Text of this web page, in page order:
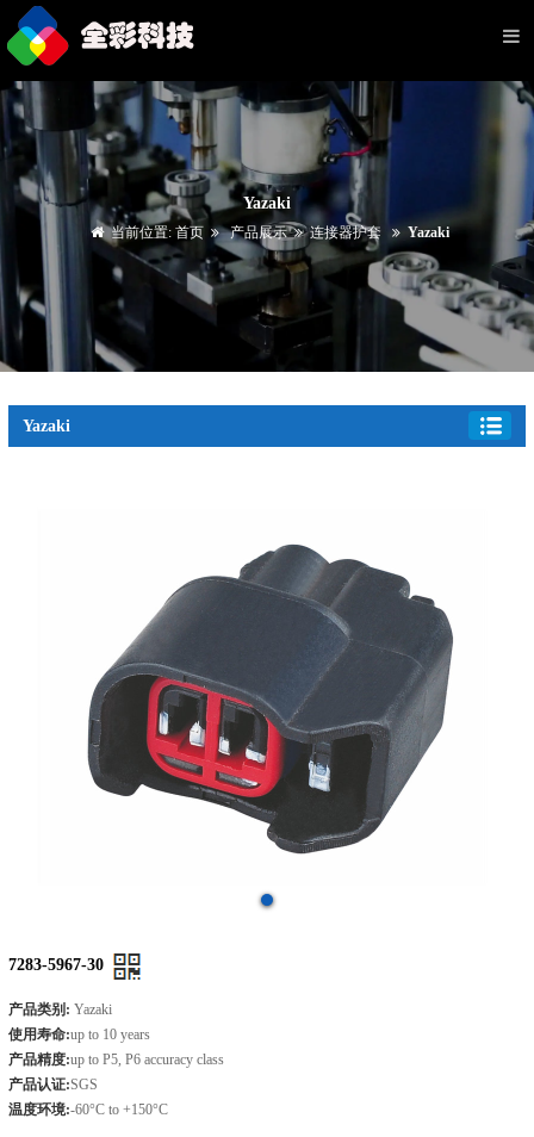
Yazaki
当前位置:首页 产品展示 连接器护套 Yazaki
Yazaki
7283-5967-30
产品类别: Yazaki
使用寿命:up to 10 years
产品精度:up to P5, P6 accuracy class
产品认证:SGS
温度环境:-60°C to +150°C